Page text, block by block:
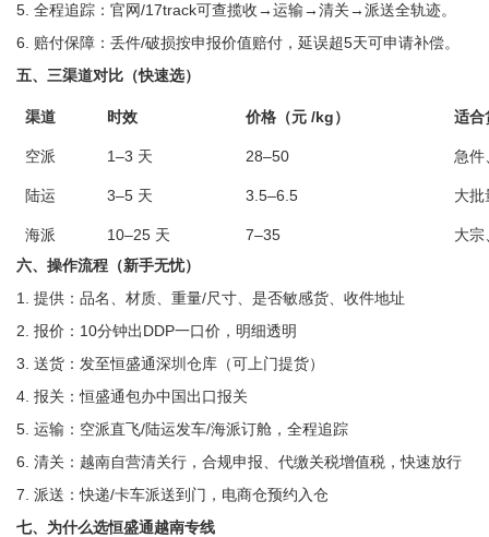
5. 全程追踪：官网/17track可查揽收→运输→清关→派送全轨迹。
6. 赔付保障：丢件/破损按申报价值赔付，延误超5天可申请补偿。
五、三渠道对比（快速选）
渠道 时效 价格（元 /kg） 适合
空派 1–3 天 28–50 急件
陆运 3–5 天 3.5–6.5 大批
海派 10–25 天 7–35
大宗
六、操作流程（新手无忧）
1. 提供：品名、材质、重量/尺寸、是否敏感货、收件地址
2. 报价：10分钟出DDP一口价，明细透明
3. 送货：发至恒盛通深圳仓库（可上门提货）
4. 报关：恒盛通包办中国出口报关
5. 运输：空派直飞/陆运发车/海派订舱，全程追踪
6. 清关：越南自营清关行，合规申报、代缴关税增值税，快速放行
7. 派送：快递/卡车派送到门，电商仓预约入仓
七、为什么选恒盛通越南专线